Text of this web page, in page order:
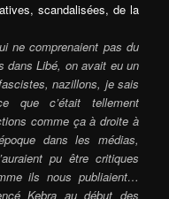
scandalisées, de la
ne comprenaient pas du
dans Libé, on avait eu un
nazillons, je sais
que c’était tellement
comme ça à droite à
dans les médias,
pu être critiques
ils nous publiaient…
Kebra au début des